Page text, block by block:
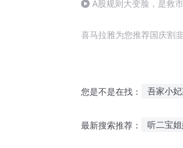
A股规则大变脸，是救
喜马拉雅为您推荐国庆割
您是不是在找： 吾家小
最新搜索推荐： 听二宝